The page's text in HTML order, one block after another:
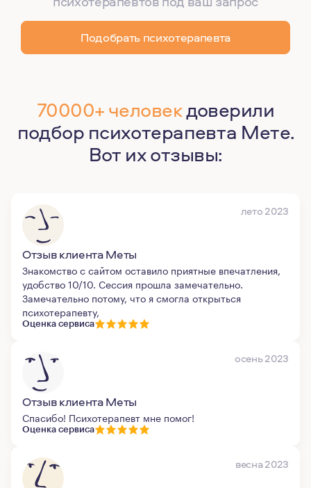
Подобрать психотерапевта
70000+ человекдоверили
подбор психотерапевта Мете.
Вот их отзывы:
лето 2023
Отзыв клиента Меты
Знакомство с сайтом оставило приятные впечатления,
удобство 10/10. Сессия прошла замечательно.
Замечательно потому, что я смогла открыться
психотерапевту,
Оценка сервиса
осень 2023
Отзыв клиента Меты
Спасибо! Психотерапевт мне помог!
Оценка сервиса
весна 2023